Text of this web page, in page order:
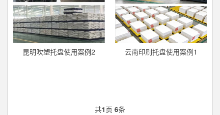
昆明吹塑托盘使用案例2 云南印刷托盘使用案例1
共1页 6条